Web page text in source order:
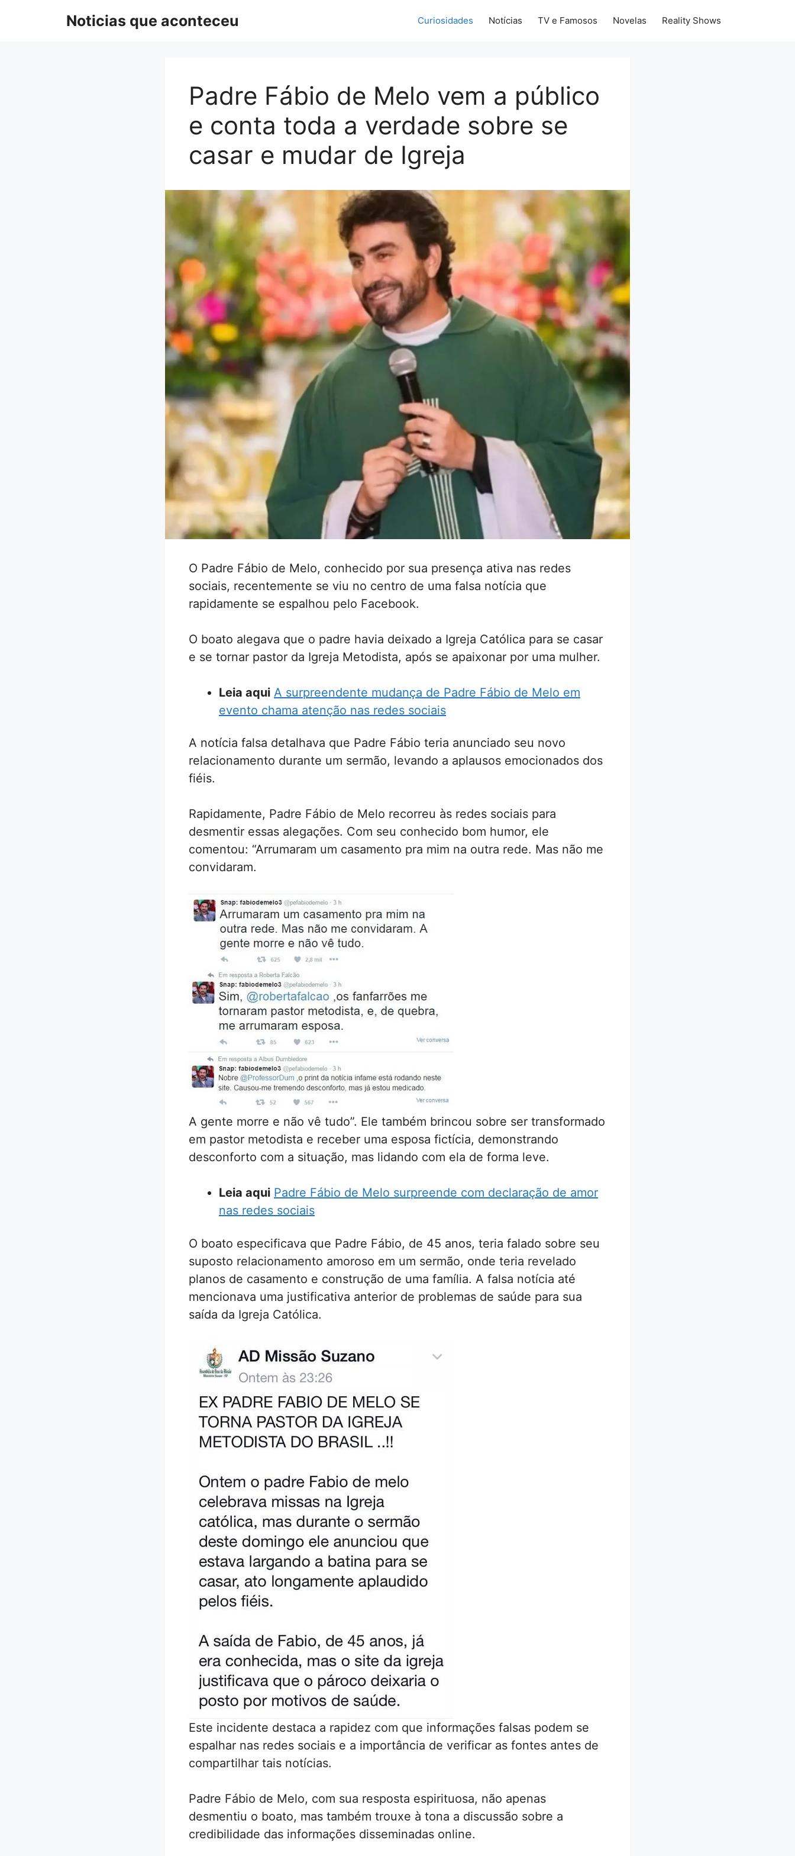
Noticias que aconteceu Curiosidades Notícias TV e Famosos Novelas Reality Shows
Padre Fábio de Melo vem a público
e conta toda a verdade sobre se
casar e mudar de Igreja
O Padre Fábio de Melo, conhecido por sua presença ativa nas redes
sociais, recentemente se viu no centro de uma falsa notícia que
rapidamente se espalhou pelo Facebook.
O boato alegava que o padre havia deixado a Igreja Católica para se casar
e se tornar pastor da Igreja Metodista, após se apaixonar por uma mulher.
Leia aqui A surpreendente mudança de Padre Fábio de Melo em
evento chama atenção nas redes sociais
A notícia falsa detalhava que Padre Fábio teria anunciado seu novo
relacionamento durante um sermão, levando a aplausos emocionados dos
fiéis.
Rapidamente, Padre Fábio de Melo recorreu às redes sociais para
desmentir essas alegações. Com seu conhecido bom humor, ele
comentou: “Arrumaram um casamento pra mim na outra rede. Mas não me
convidaram.
A gente morre e não vê tudo”. Ele também brincou sobre ser transformado
em pastor metodista e receber uma esposa fictícia, demonstrando
desconforto com a situação, mas lidando com ela de forma leve.
Leia aqui Padre Fábio de Melo surpreende com declaração de amor
nas redes sociais
O boato especificava que Padre Fábio, de 45 anos, teria falado sobre seu
suposto relacionamento amoroso em um sermão, onde teria revelado
planos de casamento e construção de uma família. A falsa notícia até
mencionava uma justificativa anterior de problemas de saúde para sua
saída da Igreja Católica.
Este incidente destaca a rapidez com que informações falsas podem se
espalhar nas redes sociais e a importância de verificar as fontes antes de
compartilhar tais notícias.
Padre Fábio de Melo, com sua resposta espirituosa, não apenas
desmentiu o boato, mas também trouxe à tona a discussão sobre a
credibilidade das informações disseminadas online.